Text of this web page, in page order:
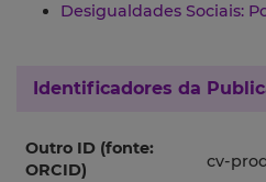
Desigualdades Sociais:
Identificadores da
Outro ID (fonte:
ORCID)
cv-